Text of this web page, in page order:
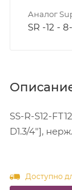
Аналог
SR -12 -
SS-R-S12-
D1.3/4"],
Доступно